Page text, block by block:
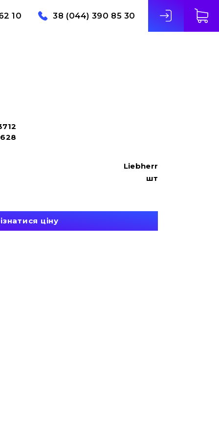
10 38 (044) 390 85 30
Liebherr
шт
ціну